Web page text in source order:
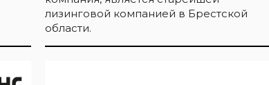
лизинговой компанией в Брестской
области.